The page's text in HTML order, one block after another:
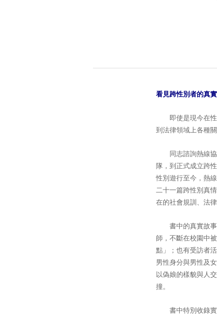
看見跨性別者的真
即使是現今在性
到法律領域上各種
同志諮詢熱線協
隊，到正式成立跨
性別遊行至今，熱
二十一篇跨性別真
在的社會規訓、法
書中的真實故事
師，不斷在校園中
點」；也有受訪者
男性身分與男性及
以偽娘的樣貌與人
撞。
書中特別收錄實